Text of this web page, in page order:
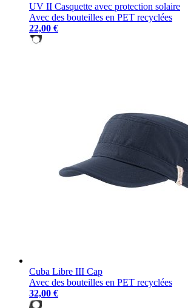
UV II Casquette avec protection solaire
Avec des bouteilles en PET recyclées
22,00 €
Cuba Libre III Cap
Avec des bouteilles en PET recyclées
32,00 €